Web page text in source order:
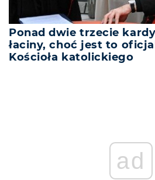
Ponad dwie trzecie
łaciny, choć jest to
Kościoła katolickiego
ad